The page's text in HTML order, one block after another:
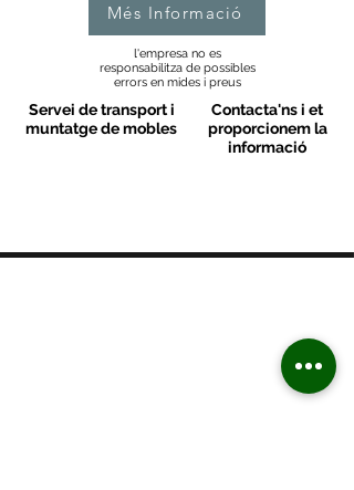
Més Informació
l'empresa no es
responsabilitza de possibles
errors en mides i preus
Servei de transport i
muntatge de mobles
Contacta'ns i et
proporcionem la
informació